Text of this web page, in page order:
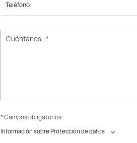
Teléfono
* Campos obligatorios
Información sobre Protección de datos